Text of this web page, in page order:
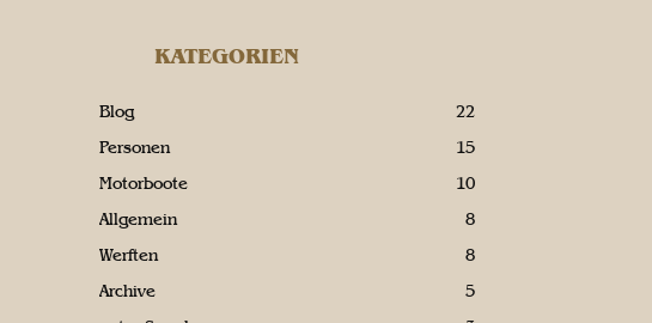
KATEGORIEN
Blog
22
Personen
15
Motorboote
10
Allgemein
8
Werften
8
Archive
5